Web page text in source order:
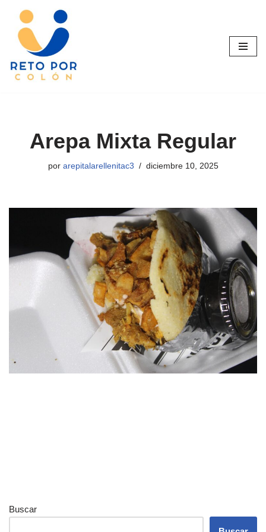
Saltar
contenido
Arepa Mixta Regular
por arepitalarellenitac3 diciembre 10, 2025
Buscar